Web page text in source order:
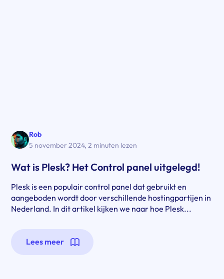
Rob
5 november 2024, 2 minuten lezen
Wat is Plesk? Het Control panel uitgelegd!
Plesk is een populair control panel dat gebruikt en
aangeboden wordt door verschillende hostingpartijen in
Nederland. In dit artikel kijken we naar hoe Plesk...
Lees meer